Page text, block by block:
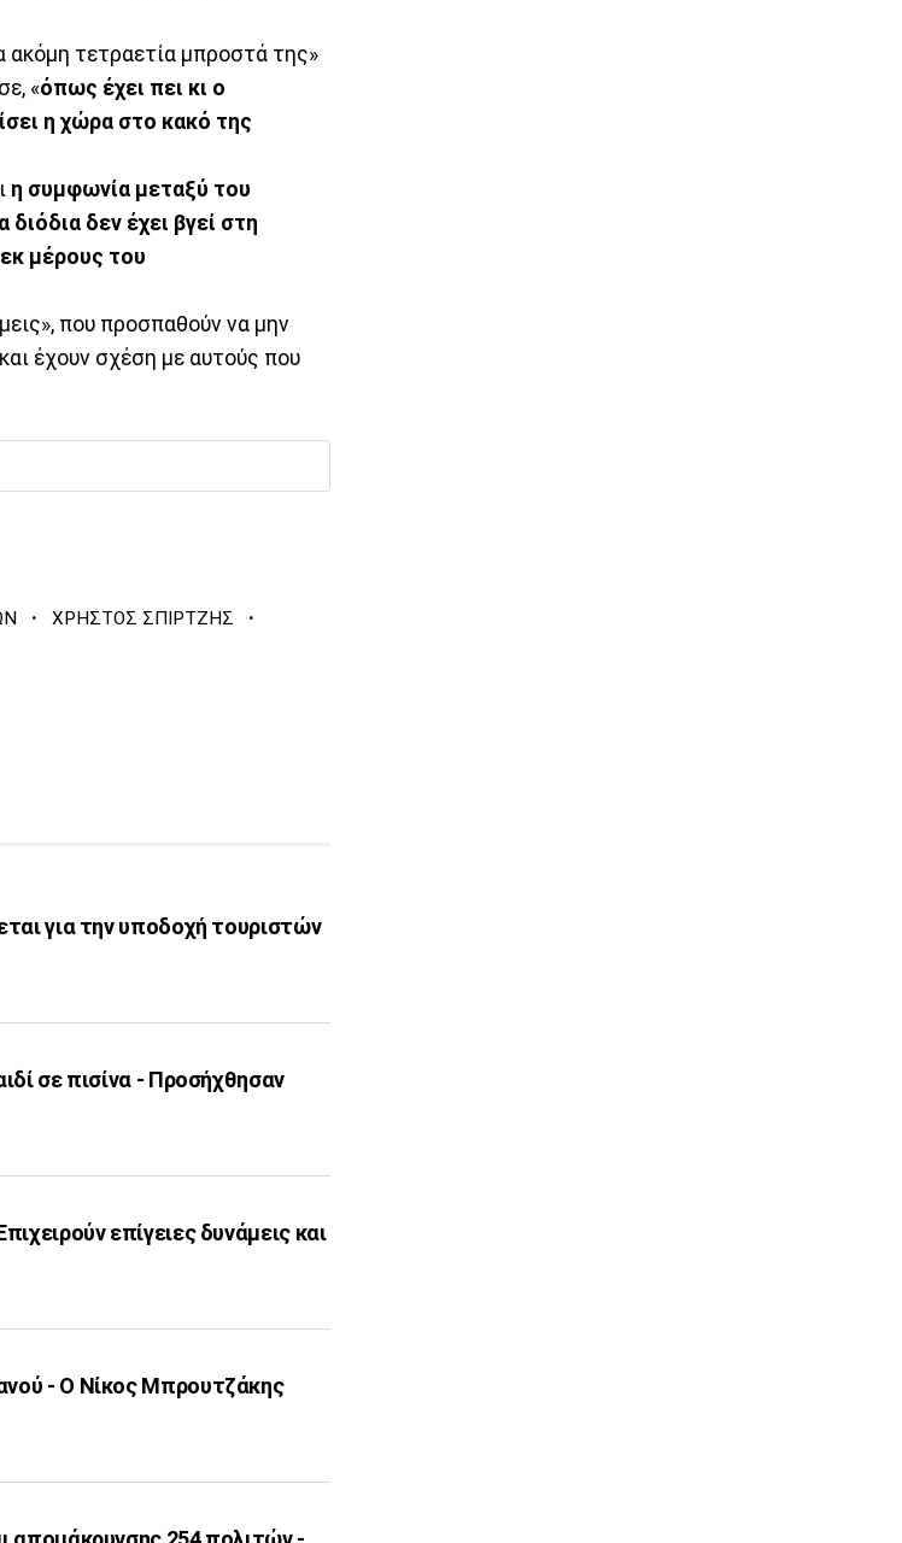
ακόμη τετραετία μπροστά της»
«όπως έχει πει κι ο
η χώρα στο κακό της
η συμφωνία μεταξύ του
δεν έχει βγεί στη
μέρους του
που προσπαθούν να μην
έχουν σχέση με αυτούς που
· ΧΡΗΣΤΟΣ ΣΠΙΡΤΖΗΣ ·
για την υποδοχή τουριστών
σε πισίνα - Προσήχθησαν
επίγειες δυνάμεις και
- Ο Νίκος Μπρουτζάκης